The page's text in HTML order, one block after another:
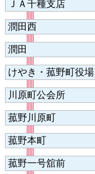
ＪＡ千種支店
潤田西
潤田
けやき・菰野町役場
川原町公会所
菰野川原町
菰野本町
菰野一号舘前